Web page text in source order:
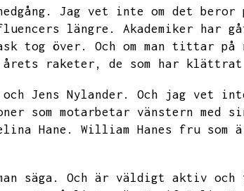
Jag vet inte om det
längre.
Akademiker har
tog över.
Och om man tittar på
raketer, de som har klättrat
Jens Nylander.
Och jag vet
som motarbetar vänstern med
Hane.
William Hanes fru
säga. Och är väldigt aktiv och